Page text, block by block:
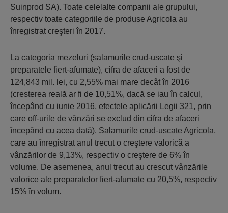
Suinprod SA). Toate celelalte companii ale grupului,
respectiv toate categoriile de produse Agricola au
înregistrat creşteri în 2017.
La categoria mezeluri (salamurile crud-uscate şi
preparatele fiert-afumate), cifra de afaceri a fost de
124,843 mil. lei, cu 2,55% mai mare decât în 2016
(cresterea reală ar fi de 10,51%, dacă se iau în calcul,
începând cu iunie 2016, efectele aplicării Legii 321, prin
care off-urile de vânzări se exclud din cifra de afaceri
începând cu acea dată). Salamurile crud-uscate Agricola,
care au înregistrat anul trecut o creştere valorică a
vânzărilor de 9,13%, respectiv o creştere de 6% în
volume. De asemenea, anul trecut au crescut vânzările
valorice ale preparatelor fiert-afumate cu 20,5%, respectiv
15% în volum.